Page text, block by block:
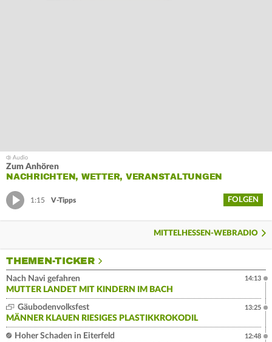
Zum Anhören
NACHRICHTEN, WETTER, VERANSTALTUNGEN
1:15 V-Tipps FOLGEN
MITTELHESSEN-WEBRADIO
THEMEN-TICKER
Nach Navi gefahren
MUTTER LANDET MIT KINDERN IM BACH
14:13
Gäubodenvolksfest
MÄNNER KLAUEN RIESIGES PLASTIKKROKODIL
13:25
Hoher Schaden in Eiterfeld
12:48